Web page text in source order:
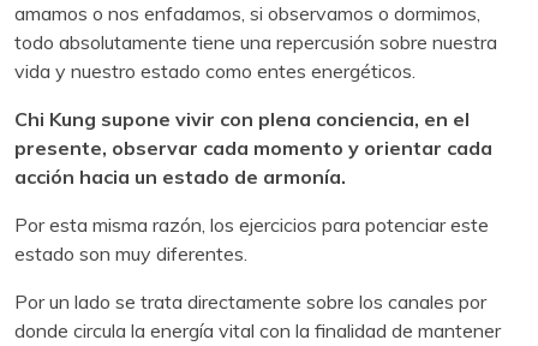
amamos o nos enfadamos, si observamos o dormimos,
todo absolutamente tiene una repercusión sobre nuestra
vida y nuestro estado como entes energéticos.
Chi Kung supone vivir con plena conciencia, en el
presente, observar cada momento y orientar cada
acción hacia un estado de armonía.
Por esta misma razón, los ejercicios para potenciar este
estado son muy diferentes.
Por un lado se trata directamente sobre los canales por
donde circula la energía vital con la finalidad de mantener